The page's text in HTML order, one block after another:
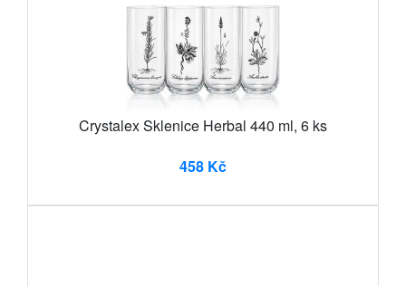
Crystalex Sklenice Herbal 440 ml, 6 ks
458 Kč